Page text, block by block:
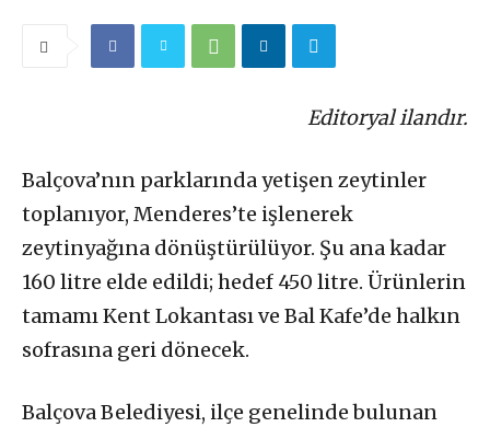
Editoryal ilandır.
Balçova’nın parklarında yetişen zeytinler
toplanıyor, Menderes’te işlenerek
zeytinyağına dönüştürülüyor. Şu ana kadar
160 litre elde edildi; hedef 450 litre. Ürünlerin
tamamı Kent Lokantası ve Bal Kafe’de halkın
sofrasına geri dönecek.
Balçova Belediyesi, ilçe genelinde bulunan